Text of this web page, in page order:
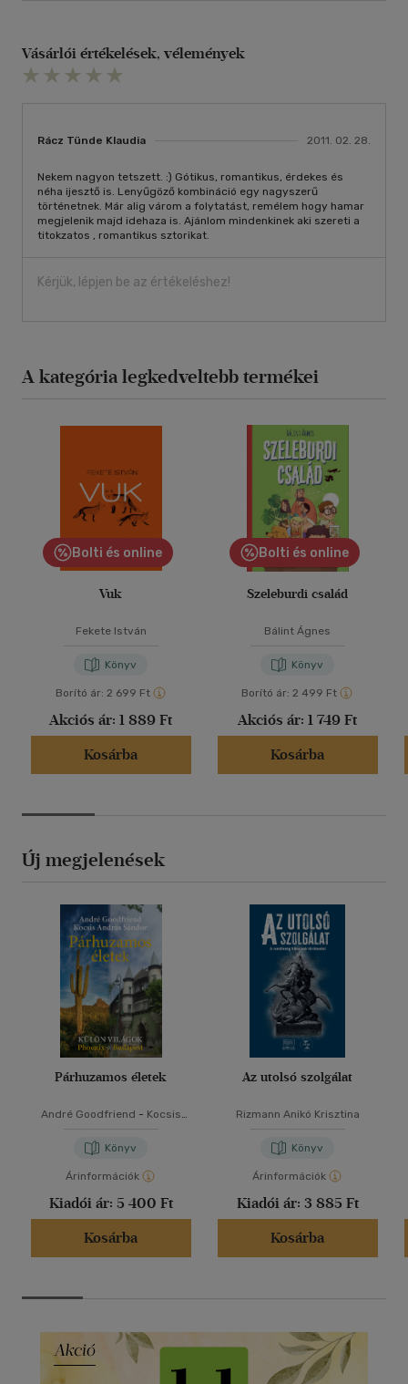
Vásárlói értékelések, vélemények
Rácz Tünde Klaudia 2011. 02. 28.
Nekem nagyon tetszett. :) Gótikus, romantikus, érdekes és
néha ijesztő is. Lenyűgöző kombináció egy nagyszerű
történetnek. Már alig várom a folytatást, remélem hogy hamar
megjelenik majd idehaza is. Ajánlom mindenkinek aki szereti a
titokzatos , romantikus sztorikat.
Kérjük, lépjen be az értékeléshez!
A kategória legkedveltebb termékei
Bolti és online
Vuk
Fekete István
Könyv
Borító ár: 2 699 Ft
Akciós ár: 1 889 Ft
Kosárba
Bolti és online
Szeleburdi család
Bálint Ágnes
Könyv
Borító ár: 2 499 Ft
Akciós ár: 1 749 Ft
Kosárba
Új megjelenések
Párhuzamos életek
André Goodfriend - Kocsis
Könyv
Árinformációk
Kiadói ár: 5 400 Ft
Kosárba
Az utolsó szolgálat
Rizmann Anikó Krisztina
Könyv
Árinformációk
Kiadói ár: 3 885 Ft
Kosárba